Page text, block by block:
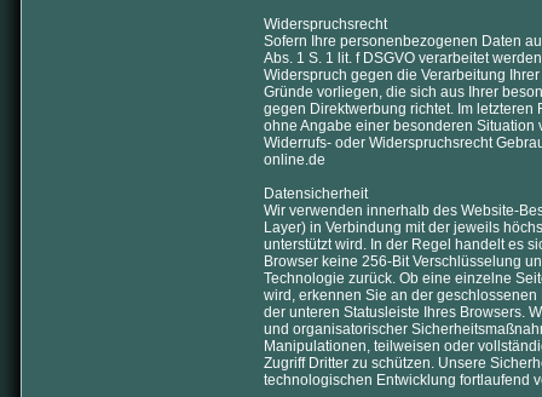
Widerspruchsrecht
Sofern Ihre personenbezogenen Daten
Abs. 1 S. 1 lit. f DSGVO verarbeitet
Widerspruch gegen die Verarbeitung
Gründe vorliegen, die sich aus Ihrer
gegen Direktwerbung richtet. Im
ohne Angabe einer besonderen Situation
Widerrufs- oder Widerspruchsrecht
online.de
Datensicherheit
Wir verwenden innerhalb des Website-
Layer) in Verbindung mit der jeweils
unterstützt wird. In der Regel handelt es
Browser keine 256-Bit Verschlüsselung
Technologie zurück. Ob eine einzelne
wird, erkennen Sie an der
der unteren Statusleiste Ihres Browsers.
und organisatorischer
Manipulationen, teilweisen oder
Zugriff Dritter zu schützen. Unsere
technologischen Entwicklung fortlaufend